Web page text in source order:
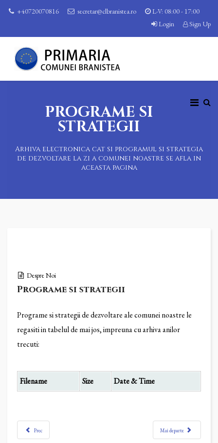
+40720070816 secretar@clbranistea.ro
L-V: 08:00 - 17:00
Login
Sign Up
PROGRAME SI
STRATEGII
Arhiva electronica cat si programul si strategia
de dezvoltare la zi a comunei noastre se afla in
aceasta pagina
Despre Noi
Programe si strategii
Programe si strategii de dezvoltare ale comunei noastre le
regasiti in tabelul de mai jos, impreuna cu arhiva anilor
trecuti:
Filename Size Date & Time
Prec Mai departe